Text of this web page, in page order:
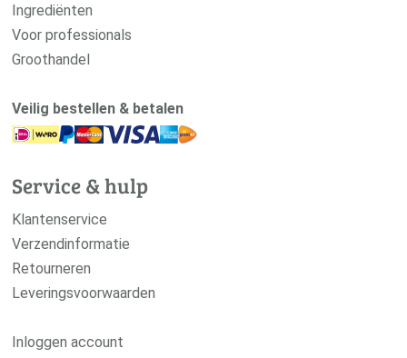
Veilig bestellen & betalen
Service & hulp
Klantenservice
Retourneren
Leveringsvoorwaarden
Inloggen account
Consult aanvragen
Contact